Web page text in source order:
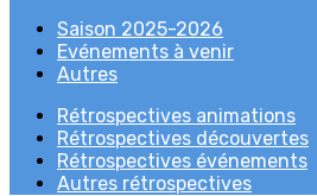
Saison 2025-2026
Evénements à venir
Autres
Rétrospectives animations
Rétrospectives découvertes
Rétrospectives événements
Autres rétrospectives